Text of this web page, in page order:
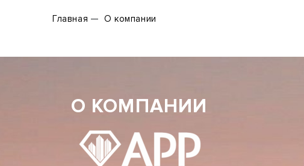
Производство
Главная О компании
О КОМПАНИИ